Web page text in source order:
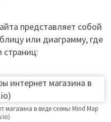
представляет собой
или диаграмму, где
страниц:
магазина в виде схемы Mind Map